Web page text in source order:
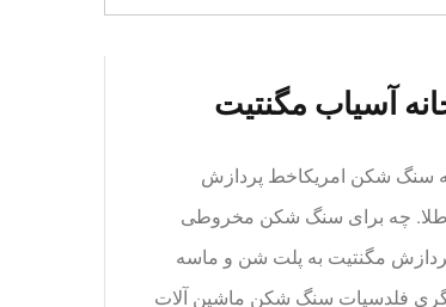
آسیاب مگنتیت
سنگ شکن امریکاخط پردازش
چه برای سنگ شکن مخروطی
مگنتیت به پلت شن و ماسه
گری فلدسپات سنگ شکن ماشین آلات